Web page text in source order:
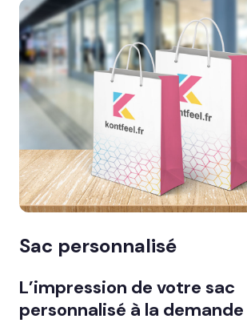
Présentoir comptoir
Présentoir sol
Signalétique et linéaire
Stand événementiel
Découvrez nos stands & supports
Mobilier & agencement de stand
Signalétique nomade & visibilité
Digital, lumineux & objets pub
MISE EN AVANT
Sac personnalisé
L’impression de votre sac
personnalisé à la demande